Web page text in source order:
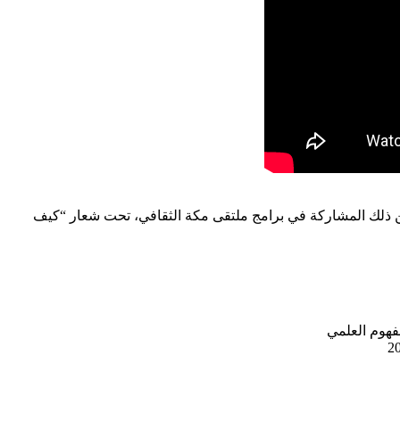
ذلك المشاركة في برامج ملتقى مكة الثقافي، تحت شعار “كيف
العلمي